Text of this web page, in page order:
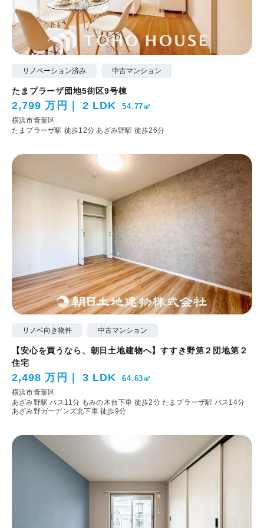
リノベーション済み 中古マンション
たまプラーザ団地5街区9号棟
2,799 万円 2 LDK 54.77㎡
横浜市青葉区
たまプラーザ駅 徒歩12分あざみ野駅 徒歩26分
リノベ向き物件 中古マンション
【安心を買うなら、朝日土地建物へ】すすき野第２団地第２
住宅
2,498 万円 3 LDK 64.63㎡
横浜市青葉区
あざみ野駅 バス11分 もみの木台下車 徒歩2分たまプラーザ駅 バス14分
あざみ野ガーデンズ北下車 徒歩9分